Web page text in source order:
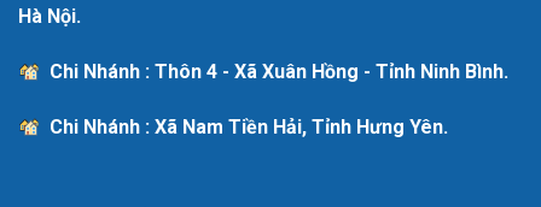
Hà Nội.
Chi Nhánh : Thôn 4 - Xã Xuân Hồng - Tỉnh Ninh Bình.
Chi Nhánh : Xã Nam Tiền Hải, Tỉnh Hưng Yên.